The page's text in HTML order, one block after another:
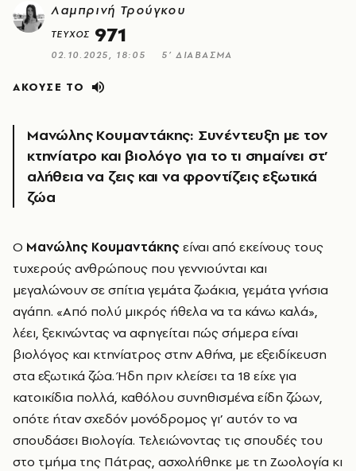
Λαμπρινή Τρούγκου
ΤΕΥΧΟΣ 971
02.10.2025, 18:05 5’ ΔΙΑΒΑΣΜΑ
ΑΚΟΥΣΕ ΤΟ
Μανώλης Κουμαντάκης: Συνέντευξη με τον
κτηνίατρο και βιολόγο για το τι σημαίνει στ’
αλήθεια να ζεις και να φροντίζεις εξωτικά
ζώα
Μανώλης Κουμαντάκηςείναι από εκείνους τους
τυχερούς ανθρώπους που γεννιούνται και
μεγαλώνουν σε σπίτια γεμάτα ζωάκια, γεμάτα γνήσια
αγάπη. «Από πολύ μικρός ήθελα να τα κάνω καλά»,
λέει, ξεκινώντας να αφηγείται πώς σήμερα είναι
βιολόγος και κτηνίατρος στην Αθήνα, με εξειδίκευση
στα εξωτικά ζώα. Ήδη πριν κλείσει τα 18 είχε για
κατοικίδια πολλά, καθόλου συνηθισμένα είδη ζώων,
οπότε ήταν σχεδόν μονόδρομος γι’ αυτόν το να
σπουδάσει Βιολογία. Τελειώνοντας τις σπουδές του
στο τμήμα της Πάτρας, ασχολήθηκε με τη Ζωολογία κι